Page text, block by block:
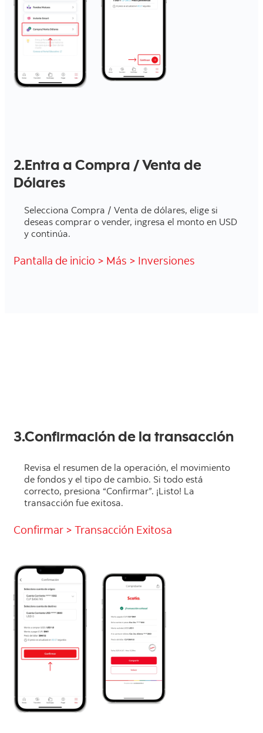
2.Entra a Compra / Venta de
Dólares
Selecciona Compra / Venta de dólares, elige si
deseas comprar o vender, ingresa el monto en USD
y continúa.
Pantalla de inicio > Más > Inversiones
3.Confirmación de la transacción
Revisa el resumen de la operación, el movimiento
de fondos y el tipo de cambio. Si todo está
correcto, presiona “Confirmar”. ¡Listo! La
transacción fue exitosa.
Confirmar > Transacción Exitosa